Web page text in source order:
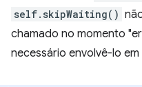
self.skipWaiting()
chamado no momento
necessário envolvê-lo